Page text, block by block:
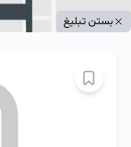
بستن تبلیغ